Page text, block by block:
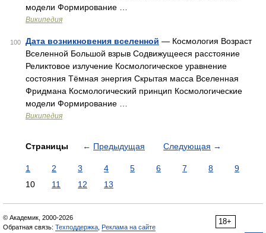
модели Формирование …
Википедия
100 Дата возникновения вселенной — Космология Возраст
Вселенной Большой взрыв Содвижущееся расстояние
Реликтовое излучение Космологическое уравнение
состояния Тёмная энергия Скрытая масса Вселенная
Фридмана Космологический принцип Космологические
модели Формирование …
Википедия
Страницы ← Предыдущая Следующая →
1 2 3 4 5 6 7 8
9
10
11 12 13
18+
© Академик, 2000-2026
Обратная связь: Техподдержка Реклама на сайте